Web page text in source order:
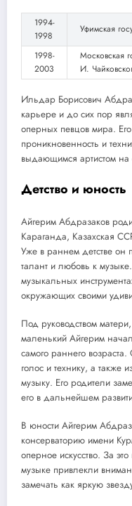
1994-
1998
Уфимская
1998-
2003
Московская
И.
Ильдар Борисович
карьере и до сих пор
оперных певцов мира.
проникновенность и
выдающимся артистом
Детство и юность
Айгерим Абдразаков
Караганда, Казахская
Уже в раннем детстве он
талант и любовь к
музыкальных
окружающих своими
Под руководством
маленький Айгерим
самого раннего
голос и технику, а также
музыку. Его родители
его в дальнейшем
В юности Айгерим
консерваторию имени
оперное искусство. За
музыке привлекли
замечать как яркую